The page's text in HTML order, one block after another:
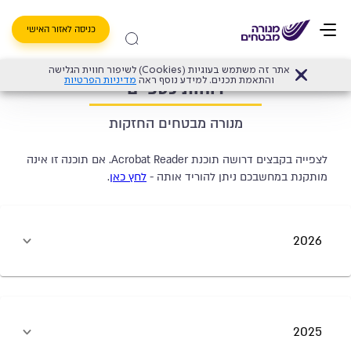
כניסה לאזור האישי
אתר זה משתמש בעוגיות (Cookies) לשיפור חווית הגלישה
והתאמת תכנים. למידע נוסף ראה מדיניות הפרטיות
אודות מנורה מבטחים החזקות > דוחות כספיים
דוחות כספיים
מנורה מבטחים החזקות
לצפייה בקבצים דרושה תוכנת Acrobat Reader. אם תוכנה זו אינה
מותקנת במחשבכם ניתן להוריד אותה - לחץ כאן.
2026
2025